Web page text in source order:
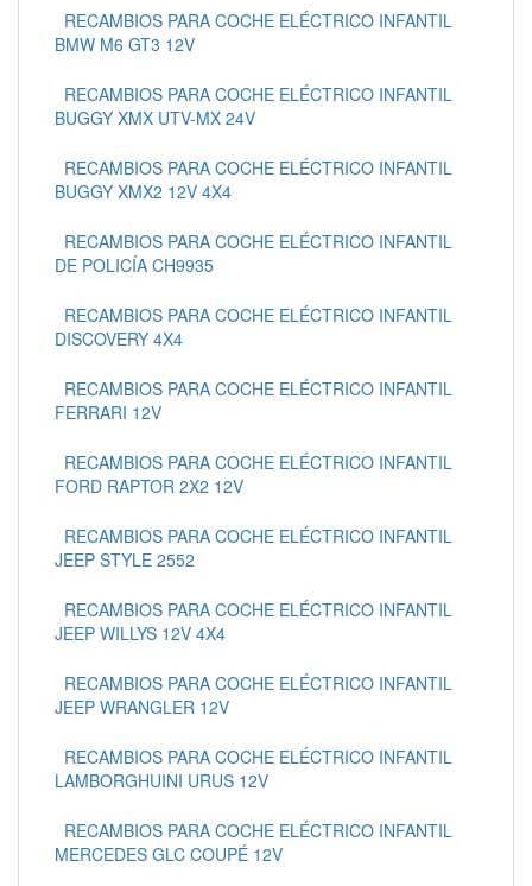
RECAMBIOS PARA COCHE ELÉCTRICO INFANTIL
BMW M6 GT3 12V
RECAMBIOS PARA COCHE ELÉCTRICO INFANTIL
BUGGY XMX UTV-MX 24V
RECAMBIOS PARA COCHE ELÉCTRICO INFANTIL
BUGGY XMX2 12V 4X4
RECAMBIOS PARA COCHE ELÉCTRICO INFANTIL
DE POLICÍA CH9935
RECAMBIOS PARA COCHE ELÉCTRICO INFANTIL
DISCOVERY 4X4
RECAMBIOS PARA COCHE ELÉCTRICO INFANTIL
FERRARI 12V
RECAMBIOS PARA COCHE ELÉCTRICO INFANTIL
FORD RAPTOR 2X2 12V
RECAMBIOS PARA COCHE ELÉCTRICO INFANTIL
JEEP STYLE 2552
RECAMBIOS PARA COCHE ELÉCTRICO INFANTIL
JEEP WILLYS 12V 4X4
RECAMBIOS PARA COCHE ELÉCTRICO INFANTIL
JEEP WRANGLER 12V
RECAMBIOS PARA COCHE ELÉCTRICO INFANTIL
LAMBORGHUINI URUS 12V
RECAMBIOS PARA COCHE ELÉCTRICO INFANTIL
MERCEDES GLC COUPÉ 12V